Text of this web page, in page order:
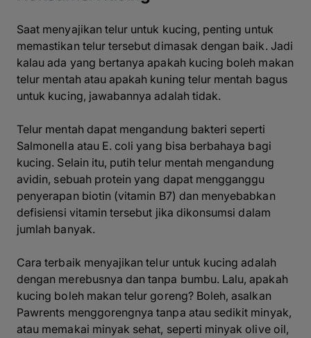
Saat menyajikan telur untuk kucing, penting untuk
memastikan telur tersebut dimasak dengan baik. Jadi
kalau ada yang bertanya apakah kucing boleh makan
telur mentah atau apakah kuning telur mentah bagus
untuk kucing, jawabannya adalah tidak.
Telur mentah dapat mengandung bakteri seperti
Salmonella atau E. coli yang bisa berbahaya bagi
kucing. Selain itu, putih telur mentah mengandung
avidin, sebuah protein yang dapat mengganggu
penyerapan biotin (vitamin B7) dan menyebabkan
defisiensi vitamin tersebut jika dikonsumsi dalam
jumlah banyak.
Cara terbaik menyajikan telur untuk kucing adalah
dengan merebusnya dan tanpa bumbu. Lalu, apakah
kucing boleh makan telur goreng? Boleh, asalkan
Pawrents menggorengnya tanpa atau sedikit minyak,
atau memakai minyak sehat, seperti minyak olive oil,